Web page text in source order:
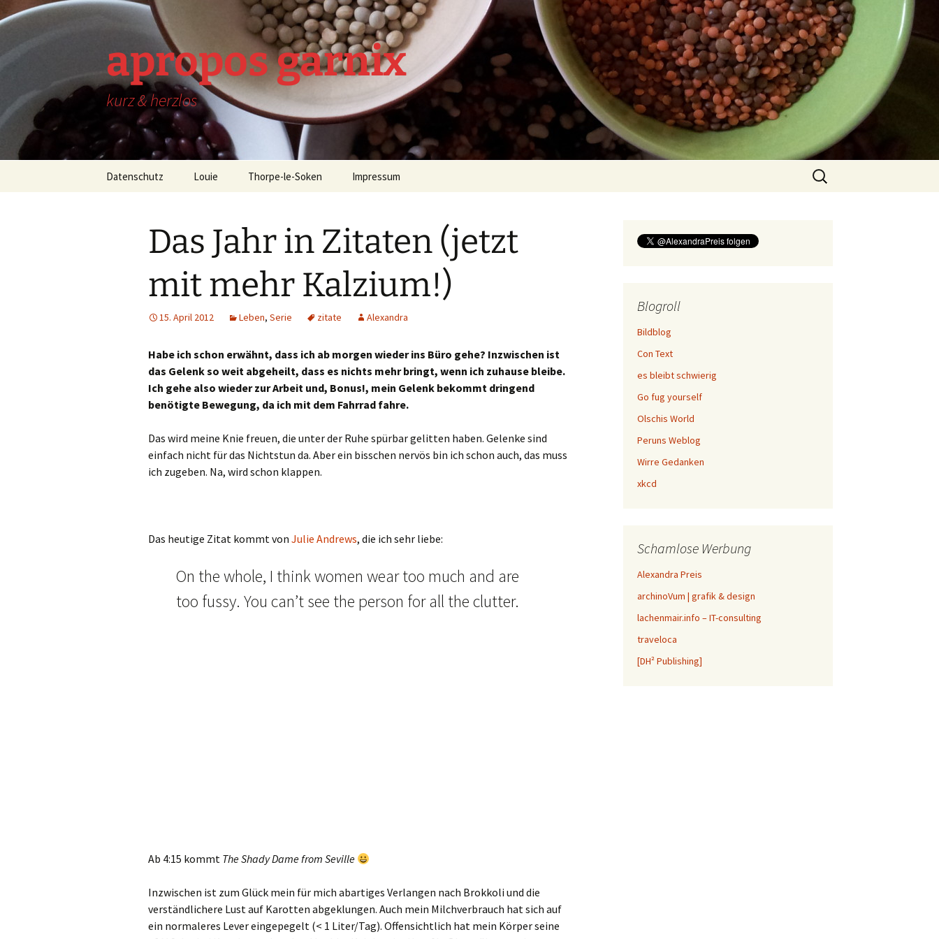
Zum
Inhalt
springen
apropos garnix
kurz & herzlos
Datenschutz Louie Thorpe-le-Soken Impressum
Suchen
nach:
Das Jahr in Zitaten (jetzt
mit mehr Kalzium!)
15. April 2012 Leben, Serie zitate Alexandra
Habe ich schon erwähnt, dass ich ab morgen wieder ins Büro gehe? Inzwischen ist
das Gelenk so weit abgeheilt, dass es nichts mehr bringt, wenn ich zuhause bleibe.
Ich gehe also wieder zur Arbeit und, Bonus!, mein Gelenk bekommt dringend
benötigte Bewegung, da ich mit dem Fahrrad fahre.
Das wird meine Knie freuen, die unter der Ruhe spürbar gelitten haben. Gelenke sind
einfach nicht für das Nichtstun da. Aber ein bisschen nervös bin ich schon auch, das muss
ich zugeben. Na, wird schon klappen.
Das heutige Zitat kommt von Julie Andrews, die ich sehr liebe:
On the whole, I think women wear too much and are
too fussy. You can’t see the person for all the clutter.
Ab 4:15 kommt The Shady Dame from Seville
Inzwischen ist zum Glück mein für mich abartiges Verlangen nach Brokkoli und die
verständlichere Lust auf Karotten abgeklungen. Auch mein Milchverbrauch hat sich auf
ein normaleres Lever eingepegelt (< 1 Liter/Tag). Offensichtlich hat mein Körper seine
Blogroll
Bildblog
Con Text
es bleibt schwierig
Go fug yourself
Olschis World
Peruns Weblog
Wirre Gedanken
xkcd
Schamlose Werbung
Alexandra Preis
archinoVum | grafik & design
lachenmair.info – IT-consulting
traveloca
[DH² Publishing]